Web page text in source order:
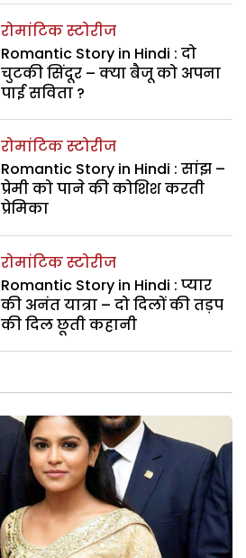
रोमांटिक स्टोरीज
Romantic Story in Hindi : दो
चुटकी सिंदूर – क्या बैजू को अपना
पाई सविता ?
रोमांटिक स्टोरीज
Romantic Story in Hindi : सांझ –
प्रेमी को पाने की कोशिश करती
प्रेमिका
रोमांटिक स्टोरीज
Romantic Story in Hindi : प्यार
की अनंत यात्रा – दो दिलों की तड़प
की दिल छूती कहानी